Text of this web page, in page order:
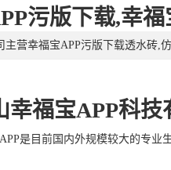
污版下载,幸
主营幸福宝APP污版下载透水砖,
幸福宝APP科技